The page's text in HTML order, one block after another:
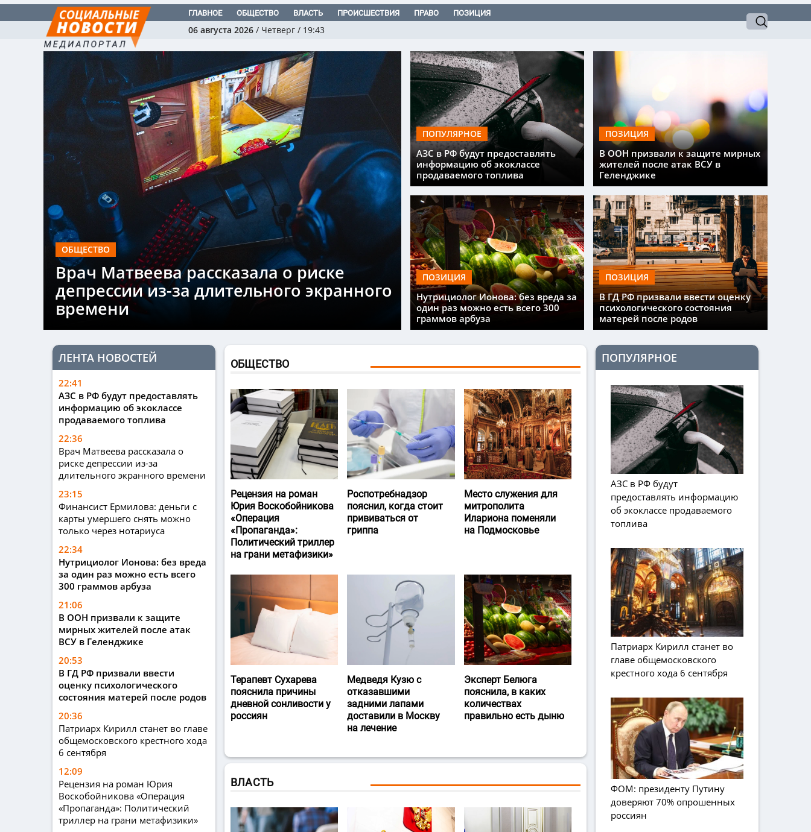
ГЛАВНОЕ ОБЩЕСТВО ВЛАСТЬ ПРОИСШЕСТВИЯ ПРАВО ПОЗИЦИЯ
06 августа 2026 / Четверг / 19:43
ОБЩЕСТВО
Врач Матвеева рассказала о риске
депрессии из-за длительного экранного
времени
ПОПУЛЯРНОЕ
АЗС в РФ будут предоставлять
информацию об экоклассе
продаваемого топлива
ПОЗИЦИЯ
Нутрициолог Ионова: без вреда за
один раз можно есть всего 300
граммов арбуза
ПОЗИЦИЯ
В ООН призвали к защите мирных
жителей после атак ВСУ в
Геленджике
ПОЗИЦИЯ
В ГД РФ призвали ввести оценку
психологического состояния
матерей после родов
ЛЕНТА НОВОСТЕЙ
22:41
АЗС в РФ будут предоставлять
информацию об экоклассе
продаваемого топлива
22:36
Врач Матвеева рассказала о
риске депрессии из-за
длительного экранного времени
23:15
Финансист Ермилова: деньги с
карты умершего снять можно
только через нотариуса
22:34
Нутрициолог Ионова: без вреда
за один раз можно есть всего
300 граммов арбуза
21:06
В ООН призвали к защите
мирных жителей после атак
ВСУ в Геленджике
20:53
В ГД РФ призвали ввести
оценку психологического
состояния матерей после родов
20:36
Патриарх Кирилл станет во главе
общемосковского крестного хода
6 сентября
12:09
Рецензия на роман Юрия
Воскобойникова «Операция
«Пропаганда»: Политический
триллер на грани метафизики»
ОБЩЕСТВО
Рецензия на роман
Юрия Воскобойникова
«Операция
«Пропаганда»:
Политический триллер
на грани метафизики»
Роспотребнадзор
пояснил, когда стоит
прививаться от
гриппа
Место служения для
митрополита
Илариона поменяли
на Подмосковье
Терапевт Сухарева
пояснила причины
дневной сонливости у
россиян
Медведя Кузю с
отказавшими
задними лапами
доставили в Москву
на лечение
Эксперт Белюга
пояснила, в каких
количествах
правильно есть дыню
ВЛАСТЬ
ПОПУЛЯРНОЕ
АЗС в РФ будут
предоставлять информацию
об экоклассе продаваемого
топлива
Патриарх Кирилл станет во
главе общемосковского
крестного хода 6 сентября
ФОМ: президенту Путину
доверяют 70% опрошенных
россиян